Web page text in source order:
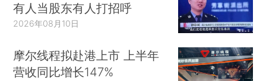
有人当股东有人打招呼
2026年08月10日
摩尔线程拟赴港上市 上半年
营收同比增长147%